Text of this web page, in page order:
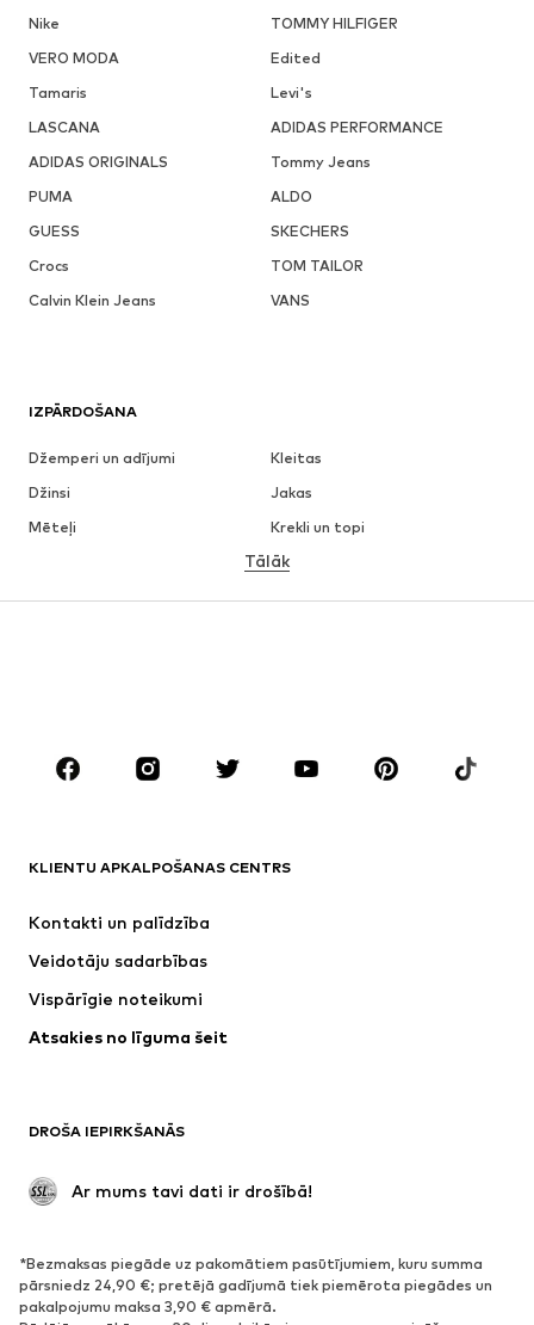
Nike
TOMMY HILFIGER
VERO MODA
Edited
Tamaris
Levi's
LASCANA
ADIDAS PERFORMANCE
ADIDAS ORIGINALS
Tommy Jeans
PUMA
ALDO
GUESS
SKECHERS
Crocs
TOM TAILOR
Calvin Klein Jeans
VANS
IZPĀRDOŠANA
Džemperi un adījumi
Kleitas
Džinsi
Jakas
Mēteļi
Krekli un topi
Apakšveļa
Svārki
Blūzes un tunikas
Aksesuāri
Premium
Jaunumi
Šobrīd populāri
Apakšveļa
Mēteļi
Svinības
Ekskluzīvi
APAVI
Jaunumi Šobrīd populāri
Tālāk
KLIENTU APKALPOŠANAS CENTRS
Kontakti un palīdzība
Veidotāju sadarbības
Vispārīgie noteikumi
Atsakies no līguma šeit
DROŠA IEPIRKŠANĀS
Ar mums tavi dati ir drošībā!
*Bezmaksas piegāde uz pakomātiem pasūtījumiem, kuru summa
pārsniedz 24,90 €; pretējā gadījumā tiek piemērota piegādes un
pakalpojumu maksa 3,90 € apmērā.